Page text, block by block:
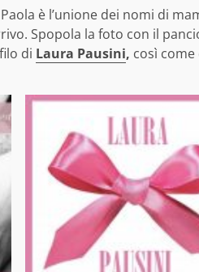
è l’unione dei nomi di
Spopola la foto con il
di Laura Pausini, così